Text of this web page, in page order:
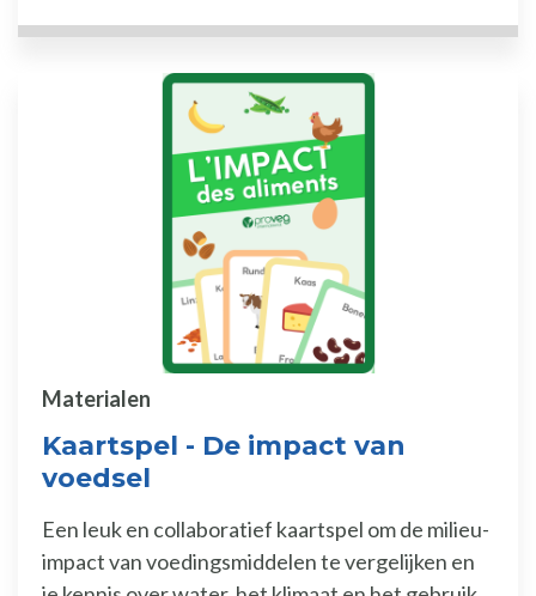
Kaartspel - De impact van
voedsel
Materialen
Een leuk en collaboratief kaartspel om de milieu-
impact van voedingsmiddelen te vergelijken en